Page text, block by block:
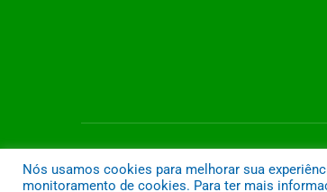
Nós usamos cookies para melhorar sua
monitoramento de cookies. Para ter mais